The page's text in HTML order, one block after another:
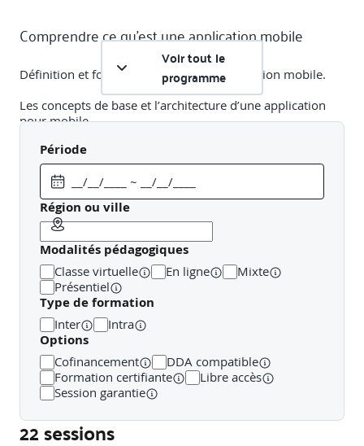
Comprendre ce qu’est une application mobile
Définition et fonctionnement d’une application mobile.
Les concepts de base et l’architecture d’une application
pour mobile.
Cas d’usage d’une application mobile vs application web.
Panorama des types d’applications
Applications natives : Swift (iOS) et Kotlin (Android).
Applications hybrides : Ionic, Cordova.
Applications web mobiles : sites responsives et
Progressive Web Apps.
Applications multiplateformes : React Native, Flutter,
Ionic.
Les différences entre application Web
traditionnelle et mobile
Voir tout le
programme
Période
Région ou ville
Modalités pédagogiques
Classe virtuelle En ligne
Mixte
Présentiel
Type de formation
Inter Intra
Options
Cofinancement
DDA compatible
Formation certifiante
Libre accès
Session garantie
22 sessions